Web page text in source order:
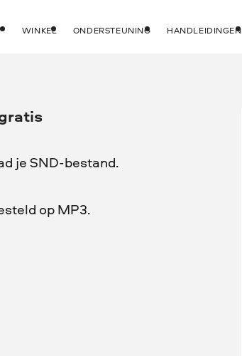
WINKEL ONDERSTEUNING HANDLEIDINGEN
je SND-bestand.
op MP3.